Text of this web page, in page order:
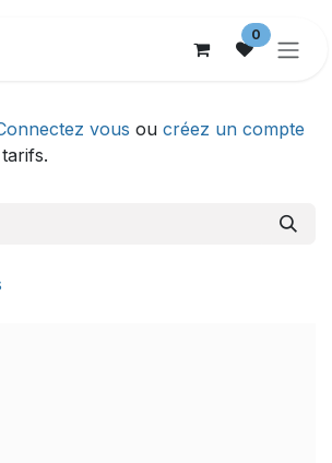
0
vous ou créez un compte